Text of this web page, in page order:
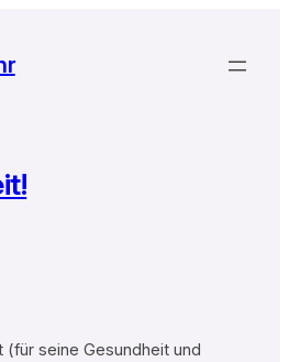
(für seine Gesundheit und